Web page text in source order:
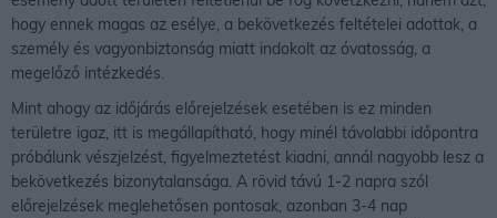
hogy ennek magas az esélye, a bekövetkezés feltételei adottak, a
személy és vagyonbiztonság miatt indokolt az óvatosság, a
megelőző intézkedés.
Mint ahogy az időjárás előrejelzések esetében is ez minden
területre igaz, itt is megállapítható, hogy minél távolabbi időpontra
próbálunk vészjelzést, figyelmeztetést kiadni, annál nagyobb lesz a
bekövetkezés bizonytalansága. A rövid távú 1-2 napra szól
előrejelzések meglehetősen pontosak, azonban 3-4 nap